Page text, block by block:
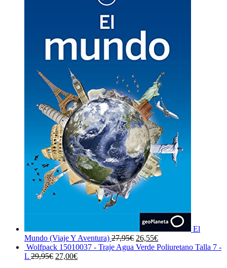
El
Mundo (Viaje Y Aventura) 27,95€ El
precio
26,55€El
precio
Wolfpack 15010037 - Traje Agua Verde Poliuretano Talla 7 -
L 29,95€ El
27,00€El